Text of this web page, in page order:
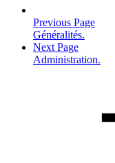
Previous Page
Généralités.
Next Page
Administration.